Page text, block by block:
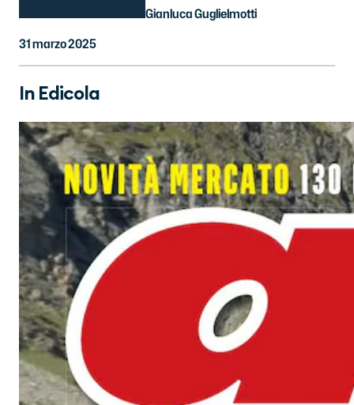
Gianluca Guglielmotti
31 marzo 2025
In Edicola